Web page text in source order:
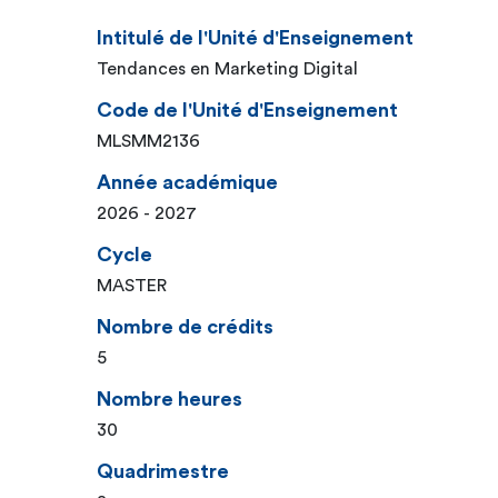
Intitulé de l'Unité d'Enseignement
Tendances en Marketing Digital
Code de l'Unité d'Enseignement
MLSMM2136
Année académique
2026 - 2027
Cycle
MASTER
Nombre de crédits
5
Nombre heures
30
Quadrimestre